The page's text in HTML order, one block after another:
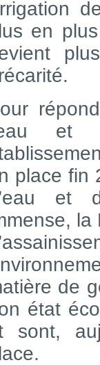
en
et
place fin
et
la
de
état
sont,